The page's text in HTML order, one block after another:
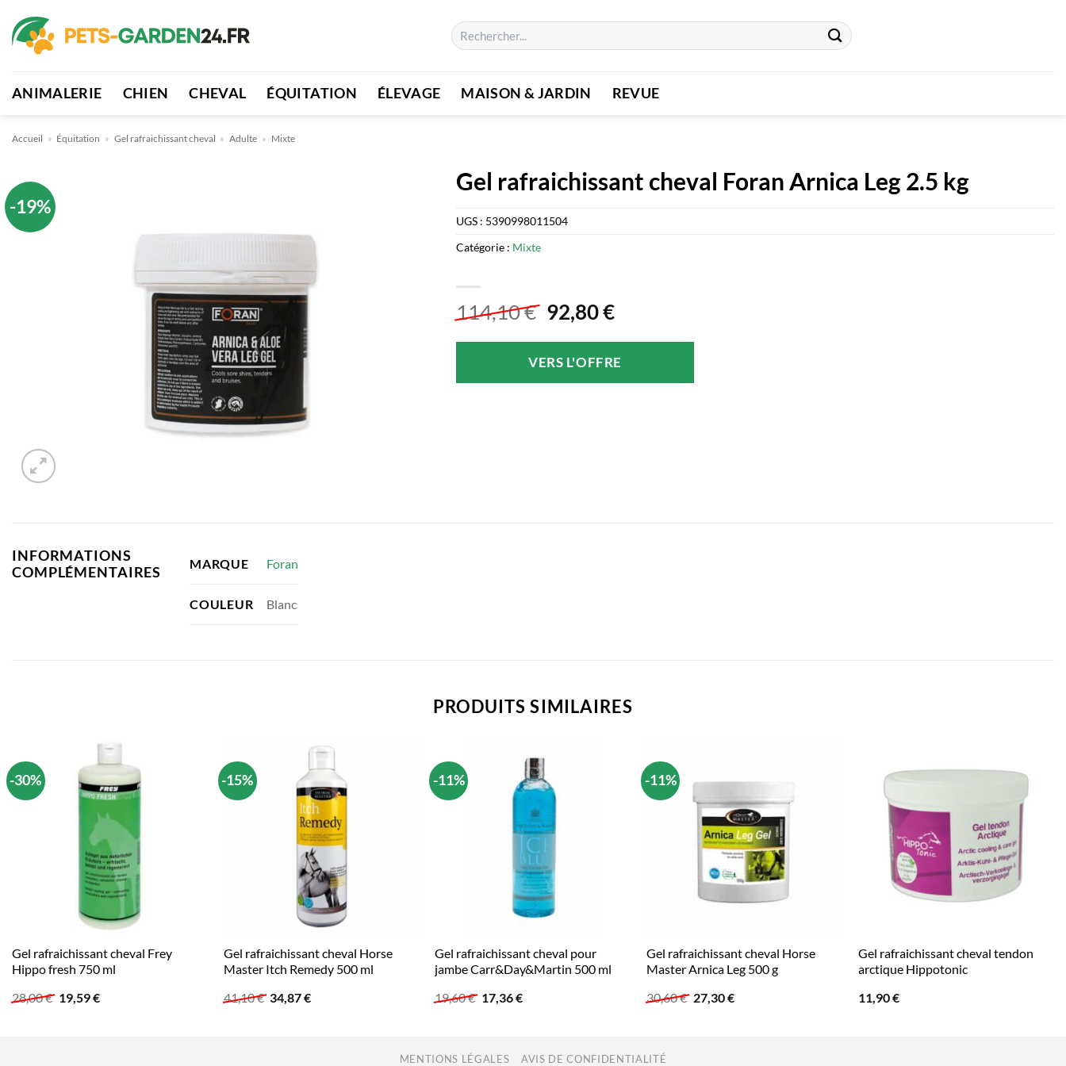
au
contenu
Recherche
pour :
ANIMALERIE CHIEN CHEVAL ÉQUITATION ÉLEVAGE MAISON & JARDIN REVUE
Accueil » Équitation » Gel rafraichissant cheval » Adulte » Mixte
-19%
Gel rafraichissant cheval Foran Arnica Leg 2.5 kg
114,10€ Le
initial
était :
92,80€Le
actuel
est :
VERS L'OFFRE
UGS : 5390998011504
Catégorie : Mixte
INFORMATIONS
COMPLÉMENTAIRES
MARQUE Foran
COULEUR Blanc
PRODUITS SIMILAIRES
-30%
Gel rafraichissant cheval Frey
Hippo fresh 750 ml
28,00€ Le
prix
19,59€Le
-15%
Gel rafraichissant cheval Horse
Master Itch Remedy 500 ml
41,10€ Le
prix
34,87€Le
-11%
Gel rafraichissant cheval pour
jambe Carr&Day&Martin 500 ml
19,60€ Le
prix
17,36€Le
-11%
Gel rafraichissant cheval Horse
Master Arnica Leg 500 g
30,60€ Le
prix
27,30€Le
Gel rafraichissant cheval tendon
arctique Hippotonic
11,90€
MENTIONS LÉGALES AVIS DE CONFIDENTIALITÉ